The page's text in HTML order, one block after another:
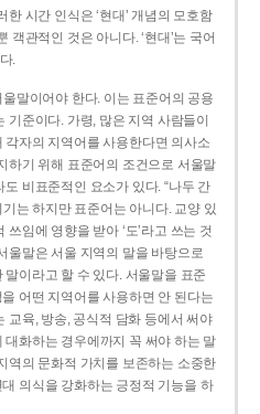
시간 인식은 ‘현대’ 개념의 모호함
객관적인 것은 아니다. ‘현대’는 국어
.
말이어야 한다. 이는 표준어의 공용
준이다. 가령, 많은 지역 사람들이
자의 지역어를 사용한다면 의사소
하기 위해 표준어의 조건으로 서울말
비표준적인 요소가 있다. “나두 간
기는 하지만 표준어는 아니다. 교양 있
임에 영향을 받아 ‘도’라고 쓰는 것
울말은 서울 지역의 말을 바탕으로
이라고 할 수 있다. 서울말을 표준
어떤 지역어를 사용하면 안 된다는
교육, 방송, 공식적 담화 등에서 써야
화하는 경우에까지 꼭 써야 하는 말
역의 문화적 가치를 보존하는 소중한
의식을 강화하는 긍정적 기능을 하